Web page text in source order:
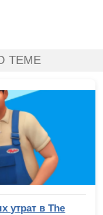
ТЕМЕ
утрат в The